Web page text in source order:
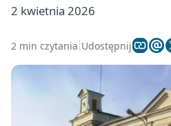
2 kwietnia 2026
2 min czytania Udostępnij